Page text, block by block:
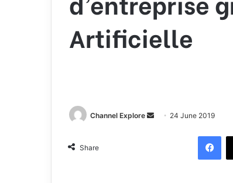
Artificielle
Channel Explore 24 June 2019
Share